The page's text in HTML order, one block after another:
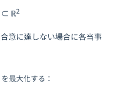
⊂ ℝ2
意に達しない場合に各当事
最大化する：